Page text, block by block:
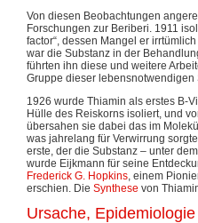
Von diesen Beobachtungen
Forschungen zur Beriberi. 1911
factor“, dessen Mangel er
war die Substanz in der
führten ihn diese und weitere
Gruppe dieser
1926 wurde Thiamin als erstes B-
Hülle des Reiskorns isoliert, und
übersahen sie dabei das im
was jahrelang für Verwirrung
erste, der die Substanz – unter
wurde Eijkmann für seine
Frederick G. Hopkins, einem
erschien. Die Synthese von
Ursache, Epidemiologie